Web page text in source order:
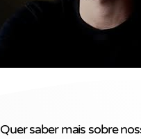
Quer saber mais sobre